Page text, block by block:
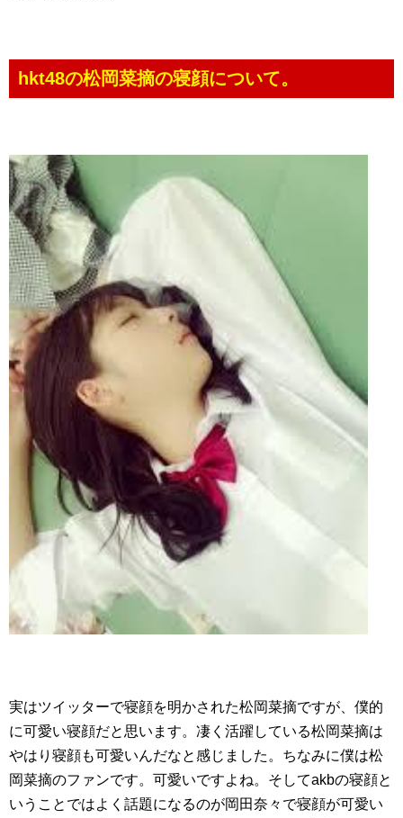
hkt48の松岡菜摘の寝顔について。
実はツイッターで寝顔を明かされた松岡菜摘ですが、僕的
に可愛い寝顔だと思います。凄く活躍している松岡菜摘は
やはり寝顔も可愛いんだなと感じました。ちなみに僕は松
岡菜摘のファンです。可愛いですよね。そしてakbの寝顔と
いうことではよく話題になるのが岡田奈々で寝顔が可愛い